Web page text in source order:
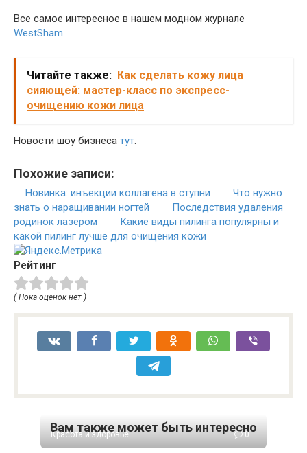
Все самое интересное в нашем модном журнале
WestSham.
Читайте также: Как сделать кожу лица
сияющей: мастер-класс по экспресс-
очищению кожи лица
Новости шоу бизнеса тут
Похожие записи:
Новинка: инъекции коллагена в ступни
Что нужно
знать о наращивании ногтей
Последствия удаления
родинок лазером
Какие виды пилинга популярны и
какой пилинг лучше для очищения кожи
Рейтинг
( Пока оценок нет )
Вам также может быть интересно
Красота и здоровье 0